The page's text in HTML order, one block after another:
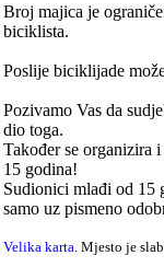
Broj majica je
biciklista.
Poslije biciklijade
Pozivamo Vas da
dio toga.
Također se organizira
15 godina!
Sudionici mlađi od 15
samo uz pismeno
Velika karta . Mjesto je